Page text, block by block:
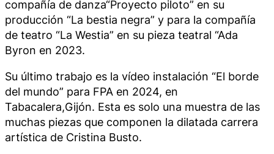
compañía de danza“Proyecto piloto” en su
producción “La bestia negra” y para la compañía
de teatro “La Westia” en su pieza teatral “Ada
Byron en 2023.
Su último trabajo es la vídeo instalación “El borde
del mundo” para FPA en 2024, en
Tabacalera,Gijón. Esta es solo una muestra de las
muchas piezas que componen la dilatada carrera
artística de Cristina Busto.